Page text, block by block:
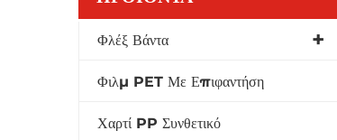
Φλέξ Βάντα
Φιλμ PET Με Επιφαντήση
Χαρτί PP Συνθετικό